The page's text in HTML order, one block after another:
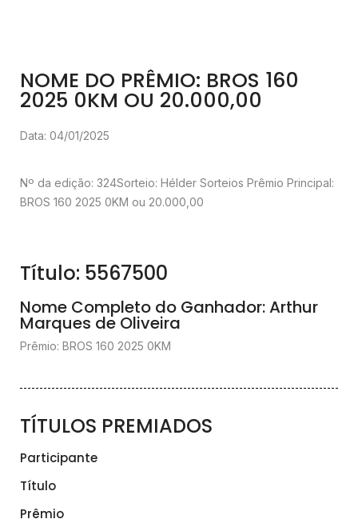
NOME DO PRÊMIO: BROS 160
2025 0KM OU 20.000,00
Data: 04/01/2025
Nº da edição: 324Sorteio: Hélder Sorteios Prêmio Principal:
BROS 160 2025 0KM ou 20.000,00
Título: 5567500
Nome Completo do Ganhador: Arthur
Marques de Oliveira
Prêmio: BROS 160 2025 0KM
TÍTULOS PREMIADOS
Participante
Título
Prêmio